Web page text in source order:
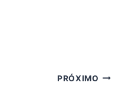
PRÓXIMO